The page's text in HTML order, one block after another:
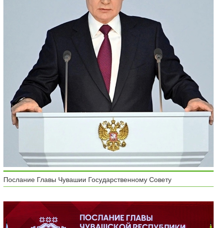
Послание Главы Чувашии Государственному Совету